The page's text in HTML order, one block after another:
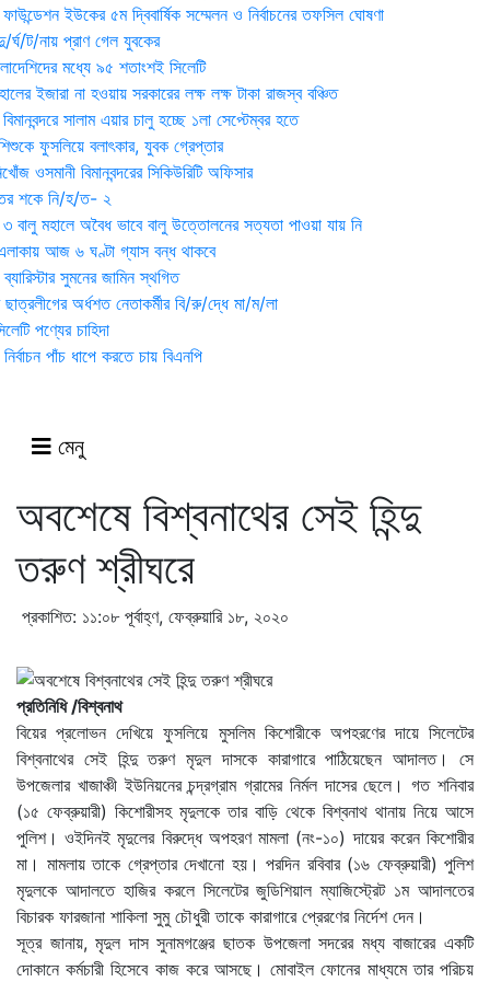
ইউকের ৫ম দ্বিবার্ষিক সম্মেলন ও নির্বাচনের তফসিল ঘোষণা
ট/নায় প্রাণ গেল যুবকের
মধ্যে ৯৫ শতাংশই সিলেটি
ইজারা না হওয়ায় সরকারের লক্ষ লক্ষ টাকা রাজস্ব বঞ্চিত
সালাম এয়ার চালু হচ্ছে ১লা সেপ্টেম্বর হতে
ফুসলিয়ে বলাৎকার, যুবক গ্রেপ্তার
ওসমানী বিমানবন্দরের সিকিউরিটি অফিসার
শকে নি/হ/ত- ২
বালু মহালে অবৈধ ভাবে বালু উত্তোলনের সত্যতা পাওয়া যায় নি
আজ ৬ ঘণ্টা গ্যাস বন্ধ থাকবে
সুমনের জামিন স্থগিত
ছাত্রলীগের অর্ধশত নেতাকর্মীর বি/রু/দ্ধে মা/ম/লা
পণ্যের চাহিদা
পাঁচ ধাপে করতে চায় বিএনপি
মেনু
অবশেষে বিশ্বনাথের সেই হিন্দু
তরুণ শ্রীঘরে
প্রকাশিত: ১১:০৮ পূর্বাহ্ণ, ফেব্রুয়ারি ১৮, ২০২০
প্রতিনিধি /বিশ্বনাথ
বিয়ের প্রলোভন দেখিয়ে ফুসলিয়ে মুসলিম কিশোরীকে অপহরণের দায়ে সিলেটের
বিশ্বনাথের সেই হিন্দু তরুণ মৃদুল দাসকে কারাগারে পাঠিয়েছেন আদালত। সে
উপজেলার খাজাঞ্চী ইউনিয়নের চন্দ্রগ্রাম গ্রামের নির্মল দাসের ছেলে। গত শনিবার
(১৫ ফেব্রুয়ারী) কিশোরীসহ মৃদুলকে তার বাড়ি থেকে বিশ্বনাথ থানায় নিয়ে আসে
পুলিশ। ওইদিনই মৃদুলের বিরুদ্ধে অপহরণ মামলা (নং-১০) দায়ের করেন কিশোরীর
মা। মামলায় তাকে গ্রেপ্তার দেখানো হয়। পরদিন রবিবার (১৬ ফেব্রুয়ারী) পুলিশ
মৃদুলকে আদালতে হাজির করলে সিলেটের জুডিশিয়াল ম্যাজিস্ট্রেট ১ম আদালতের
বিচারক ফারজানা শাকিলা সুমু চৌধুরী তাকে কারাগারে প্রেরণের নির্দেশ দেন।
সূত্র জানায়, মৃদুল দাস সুনামগঞ্জের ছাতক উপজেলা সদরের মধ্য বাজারের একটি
দোকানে কর্মচারী হিসেবে কাজ করে আসছে। মোবাইল ফোনের মাধ্যমে তার পরিচয়